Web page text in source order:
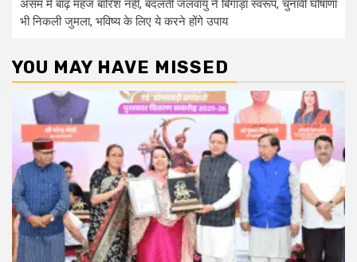
असम में बाढ़ महज बारिश नहीं, बदलती जलवायु ने बिगाड़ा स्वरूप, चुनावी घोषाणा
भी निकली जुमला, भविष्य के लिए ये करने होंगे उपाय
YOU MAY HAVE MISSED